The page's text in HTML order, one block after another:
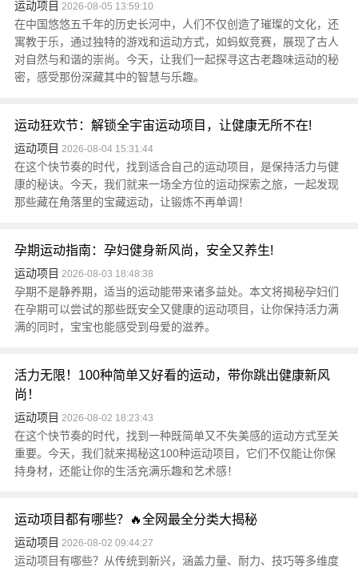
运动项目 2026-08-05 13:59:10
在中国悠悠五千年的历史长河中，人们不仅创造了璀璨的文化，还
寓教于乐，通过独特的游戏和运动方式，如蚂蚁竞赛，展现了古人
对自然与和谐的崇尚。今天，让我们一起探寻这古老趣味运动的秘
密，感受那份深藏其中的智慧与乐趣。
运动狂欢节：解锁全宇宙运动项目，让健康无所不在!
运动项目 2026-08-04 15:31:44
在这个快节奏的时代，找到适合自己的运动项目，是保持活力与健
康的秘诀。今天，我们就来一场全方位的运动探索之旅，一起发现
那些藏在角落里的宝藏运动，让锻炼不再单调！
孕期运动指南：孕妇健身新风尚，安全又养生!
运动项目 2026-08-03 18:48:38
孕期不是静养期，适当的运动能带来诸多益处。本文将揭秘孕妇们
在孕期可以尝试的那些既安全又健康的运动项目，让你保持活力满
满的同时，宝宝也能感受到母爱的滋养。
活力无限！100种简单又好看的运动，带你跳出健康新风
尚！
运动项目 2026-08-02 18:23:43
在这个快节奏的时代，找到一种既简单又不失美感的运动方式至关
重要。今天，我们就来揭秘这100种运动项目，它们不仅能让你保
持身材，还能让你的生活充满乐趣和艺术感！
运动项目都有哪些？🔥全网最全分类大揭秘
运动项目 2026-08-02 09:44:27
运动项目有哪些？从传统到新兴，涵盖力量、耐力、技巧等多维度